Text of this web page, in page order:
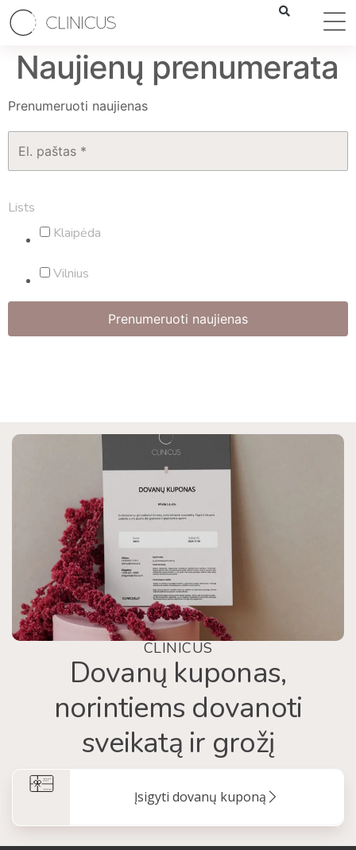
Naujienų prenumerata
Prenumeruoti naujienas
Lists
Klaipėda
Vilnius
CLINICUS
Dovanų kuponas,
norintiems dovanoti
sveikatą ir grožį
Įsigyti dovanų kuponą